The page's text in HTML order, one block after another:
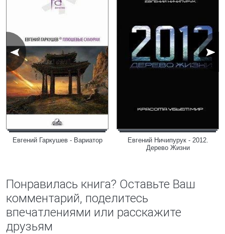
Евгений Гаркушев - Вариатор
Евгений Ничипурук - 2012.
Дерево Жизни
Понравилась книга? Оставьте Ваш
комментарий, поделитесь
впечатлениями или расскажите
друзьям